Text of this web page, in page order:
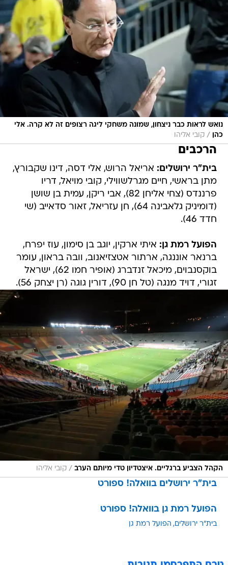
נואש לראות כבר ניצחון, שמונה משחקי ליגה רצופים זה לא קרה. אלי
כהן
/ קובי אליהו
הרכבים
בית"ר ירושלים: אריאל הרוש, אלי דסה, דינו שקבורץ,
מתן בראשי, חיים מגרלשווילי, קובי מויאל, דריו
פרננדס (צחי אליחן 82), אבי ריקן, עמית בן שושן
(דומיניק גלאבינה 64), חן עזריאל, זאור סדאייב (שי
חדד 46).
הפועל רמת גן: איתי ארקין, יוגב בן סימון, עוז יפרח,
ברנאר אוננגה, ארתור אטצזיאנוב, וובה בראון, עומר
בוקסנבוים, מיכאל זנדברג (אופיר חמו 62), ישראל
זגורי, דויד מנגה (טל חן 90), דורין גוגה (רן יצחק 56).
הקהל הצביע ברגליים. איצטדיון טדי מיותם הערב / קובי אליהו
בית"ר ירושלים בוואלה! ספורט
הפועל רמת גן בוואלה! ספורט
בית"ר ירושלים הפועל רמת גן